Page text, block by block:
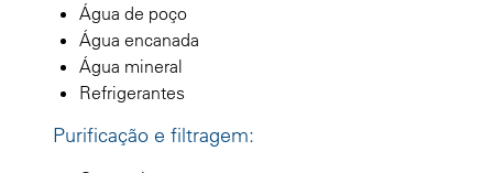
Água de poço
Água encanada
Água mineral
Refrigerantes
Purificação e filtragem: